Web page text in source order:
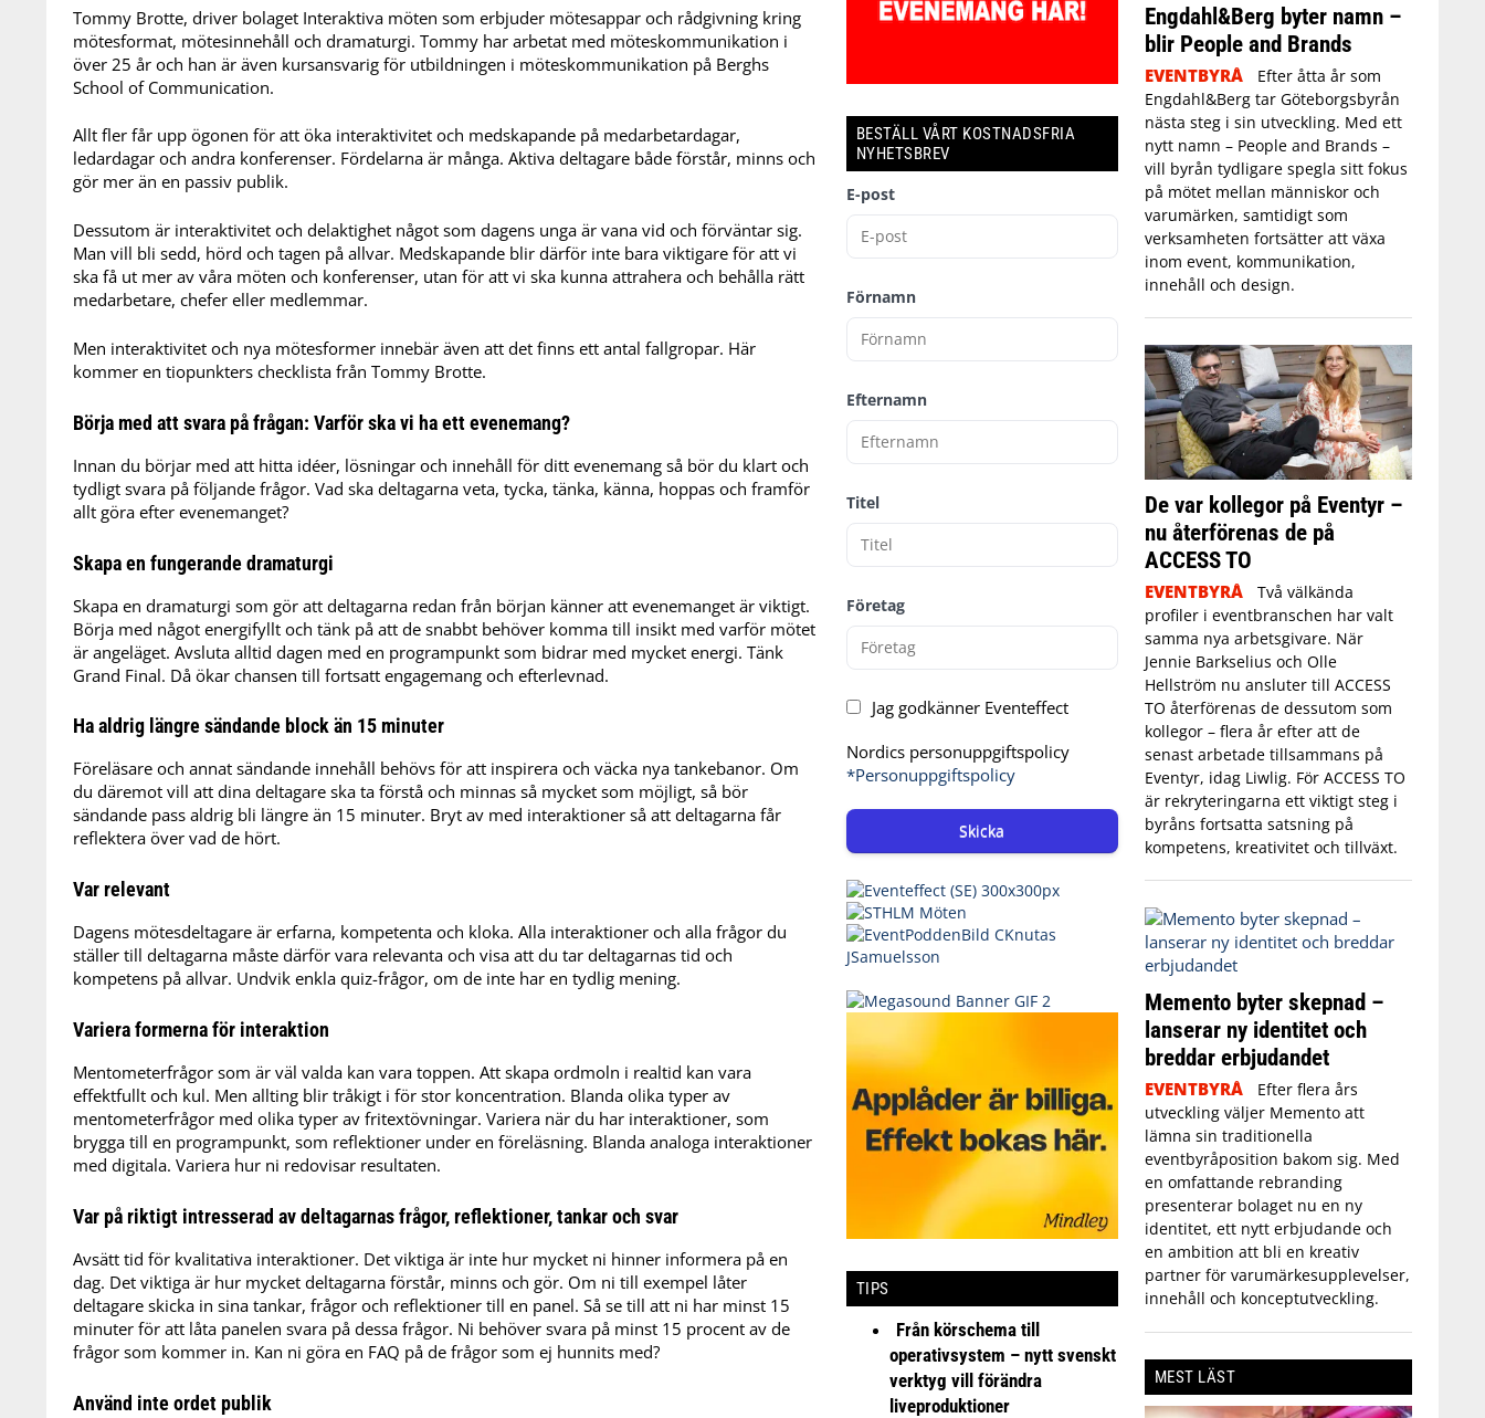
Tommy Brotte, driver bolaget Interaktiva möten som erbjuder mötesappar och rådgivning kring
mötesformat, mötesinnehåll och dramaturgi. Tommy har arbetat med möteskommunikation i
över 25 år och han är även kursansvarig för utbildningen i möteskommunikation på Berghs
School of Communication.
Allt fler får upp ögonen för att öka interaktivitet och medskapande på medarbetardagar,
ledardagar och andra konferenser. Fördelarna är många. Aktiva deltagare både förstår, minns och
gör mer än en passiv publik.
Dessutom är interaktivitet och delaktighet något som dagens unga är vana vid och förväntar sig.
Man vill bli sedd, hörd och tagen på allvar. Medskapande blir därför inte bara viktigare för att vi
ska få ut mer av våra möten och konferenser, utan för att vi ska kunna attrahera och behålla rätt
medarbetare, chefer eller medlemmar.
Men interaktivitet och nya mötesformer innebär även att det finns ett antal fallgropar. Här
kommer en tiopunkters checklista från Tommy Brotte.
Börja med att svara på frågan: Varför ska vi ha ett evenemang?
Innan du börjar med att hitta idéer, lösningar och innehåll för ditt evenemang så bör du klart och
tydligt svara på följande frågor. Vad ska deltagarna veta, tycka, tänka, känna, hoppas och framför
allt göra efter evenemanget?
Skapa en fungerande dramaturgi
Skapa en dramaturgi som gör att deltagarna redan från början känner att evenemanget är viktigt.
Börja med något energifyllt och tänk på att de snabbt behöver komma till insikt med varför mötet
är angeläget. Avsluta alltid dagen med en programpunkt som bidrar med mycket energi. Tänk
Grand Final. Då ökar chansen till fortsatt engagemang och efterlevnad.
Ha aldrig längre sändande block än 15 minuter
Föreläsare och annat sändande innehåll behövs för att inspirera och väcka nya tankebanor. Om
du däremot vill att dina deltagare ska ta förstå och minnas så mycket som möjligt, så bör
sändande pass aldrig bli längre än 15 minuter. Bryt av med interaktioner så att deltagarna får
reflektera över vad de hört.
Var relevant
Dagens mötesdeltagare är erfarna, kompetenta och kloka. Alla interaktioner och alla frågor du
ställer till deltagarna måste därför vara relevanta och visa att du tar deltagarnas tid och
kompetens på allvar. Undvik enkla quiz-frågor, om de inte har en tydlig mening.
Variera formerna för interaktion
Mentometerfrågor som är väl valda kan vara toppen. Att skapa ordmoln i realtid kan vara
effektfullt och kul. Men allting blir tråkigt i för stor koncentration. Blanda olika typer av
mentometerfrågor med olika typer av fritextövningar. Variera när du har interaktioner, som
brygga till en programpunkt, som reflektioner under en föreläsning. Blanda analoga interaktioner
med digitala. Variera hur ni redovisar resultaten.
Var på riktigt intresserad av deltagarnas frågor, reflektioner, tankar och svar
Avsätt tid för kvalitativa interaktioner. Det viktiga är inte hur mycket ni hinner informera på en
dag. Det viktiga är hur mycket deltagarna förstår, minns och gör. Om ni till exempel låter
deltagare skicka in sina tankar, frågor och reflektioner till en panel. Så se till att ni har minst 15
minuter för att låta panelen svara på dessa frågor. Ni behöver svara på minst 15 procent av de
frågor som kommer in. Kan ni göra en FAQ på de frågor som ej hunnits med?
Använd inte ordet publik
BESTÄLL VÅRT KOSTNADSFRIA
NYHETSBREV
E-post
Förnamn
Efternamn
Titel
Företag
Jag godkänner Eventeffect
Nordics personuppgiftspolicy
*Personuppgiftspolicy
Skicka
TIPS
Från körschema till
operativsystem – nytt svenskt
verktyg vill förändra
liveproduktioner
Engdahl&Berg byter namn –
blir People and Brands
EVENTBYRÅ
Efter åtta år som
Engdahl&Berg tar Göteborgsbyrån
nästa steg i sin utveckling. Med ett
nytt namn – People and Brands –
vill byrån tydligare spegla sitt fokus
på mötet mellan människor och
varumärken, samtidigt som
verksamheten fortsätter att växa
inom event, kommunikation,
innehåll och design.
De var kollegor på Eventyr –
nu återförenas de på
ACCESS TO
EVENTBYRÅ
Två välkända
profiler i eventbranschen har valt
samma nya arbetsgivare. När
Jennie Barkselius och Olle
Hellström nu ansluter till ACCESS
TO återförenas de dessutom som
kollegor – flera år efter att de
senast arbetade tillsammans på
Eventyr, idag Liwlig. För ACCESS TO
är rekryteringarna ett viktigt steg i
byråns fortsatta satsning på
kompetens, kreativitet och tillväxt.
Memento byter skepnad –
lanserar ny identitet och
breddar erbjudandet
EVENTBYRÅ
Efter flera års
utveckling väljer Memento att
lämna sin traditionella
eventbyråposition bakom sig. Med
en omfattande rebranding
presenterar bolaget nu en ny
identitet, ett nytt erbjudande och
en ambition att bli en kreativ
partner för varumärkesupplevelser,
innehåll och konceptutveckling.
MEST LÄST